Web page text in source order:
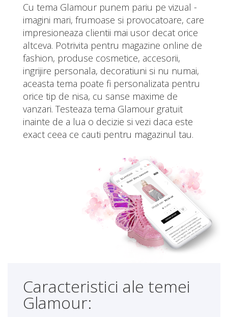
Cu tema Glamour punem pariu pe vizual -
imagini mari, frumoase si provocatoare, care
impresioneaza clientii mai usor decat orice
altceva. Potrivita pentru magazine online de
fashion, produse cosmetice, accesorii,
ingrijire personala, decoratiuni si nu numai,
aceasta tema poate fi personalizata pentru
orice tip de nisa, cu sanse maxime de
vanzari. Testeaza tema Glamour gratuit
inainte de a lua o decizie si vezi daca este
exact ceea ce cauti pentru magazinul tau.
Caracteristici ale temei
Glamour: